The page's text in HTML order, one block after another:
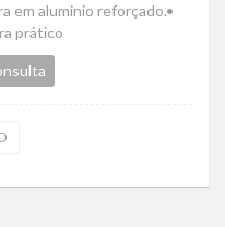
em aluminio reforçado.•
prático